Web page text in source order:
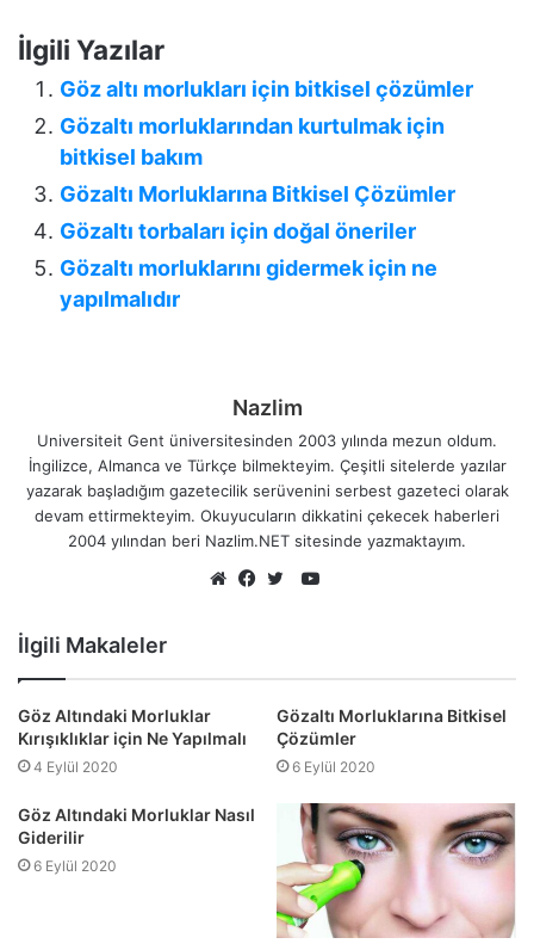
İlgili Yazılar
Göz altı morlukları için bitkisel çözümler
Gözaltı morluklarından kurtulmak için
bitkisel bakım
Gözaltı Morluklarına Bitkisel Çözümler
Gözaltı torbaları için doğal öneriler
Gözaltı morluklarını gidermek için ne
yapılmalıdır
Nazlim
Universiteit Gent üniversitesinden 2003 yılında mezun oldum.
İngilizce, Almanca ve Türkçe bilmekteyim. Çeşitli sitelerde yazılar
yazarak başladığım gazetecilik serüvenini serbest gazeteci olarak
devam ettirmekteyim. Okuyucuların dikkatini çekecek haberleri
2004 yılından beri Nazlim.NET sitesinde yazmaktayım.
YouTube
İlgili Makaleler
Göz Altındaki Morluklar
Kırışıklıklar için Ne Yapılmalı
4 Eylül 2020
Gözaltı Morluklarına Bitkisel
Çözümler
6 Eylül 2020
Göz Altındaki Morluklar Nasıl
Giderilir
6 Eylül 2020